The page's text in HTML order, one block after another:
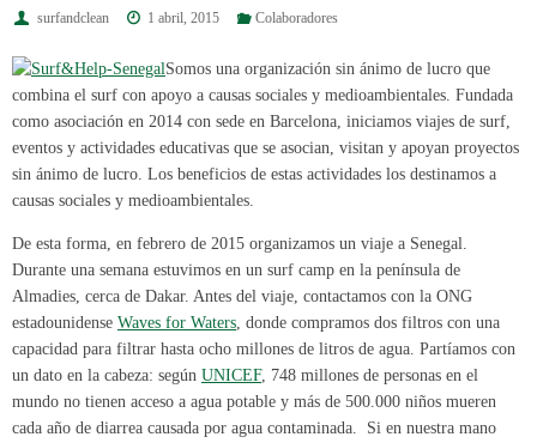
surfandclean 1 abril, 2015 Colaboradores
Somos una organización sin ánimo de lucro que
combina el surf con apoyo a causas sociales y medioambientales. Fundada
como asociación en 2014 con sede en Barcelona, iniciamos viajes de surf,
eventos y actividades educativas que se asocian, visitan y apoyan proyectos
sin ánimo de lucro. Los beneficios de estas actividades los destinamos a
causas sociales y medioambientales.
De esta forma, en febrero de 2015 organizamos un viaje a Senegal.
Durante una semana estuvimos en un surf camp en la península de
Almadies, cerca de Dakar. Antes del viaje, contactamos con la ONG
estadounidense Waves for Waters , donde compramos dos filtros con una
capacidad para filtrar hasta ocho millones de litros de agua. Partíamos con
un dato en la cabeza: según UNICEF, 748 millones de personas en el
mundo no tienen acceso a agua potable y más de 500.000 niños mueren
cada año de diarrea causada por agua contaminada. Si en nuestra mano